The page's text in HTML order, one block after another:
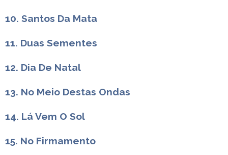
10. Santos Da Mata
11. Duas Sementes
12. Dia De Natal
13. No Meio Destas Ondas
14. Lá Vem O Sol
15. No Firmamento